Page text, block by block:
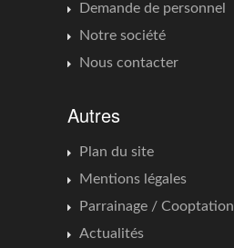
Demande de personnel
Notre société
Nous contacter
Autres
Plan du site
Mentions légales
Parrainage / Cooptation
Actualités